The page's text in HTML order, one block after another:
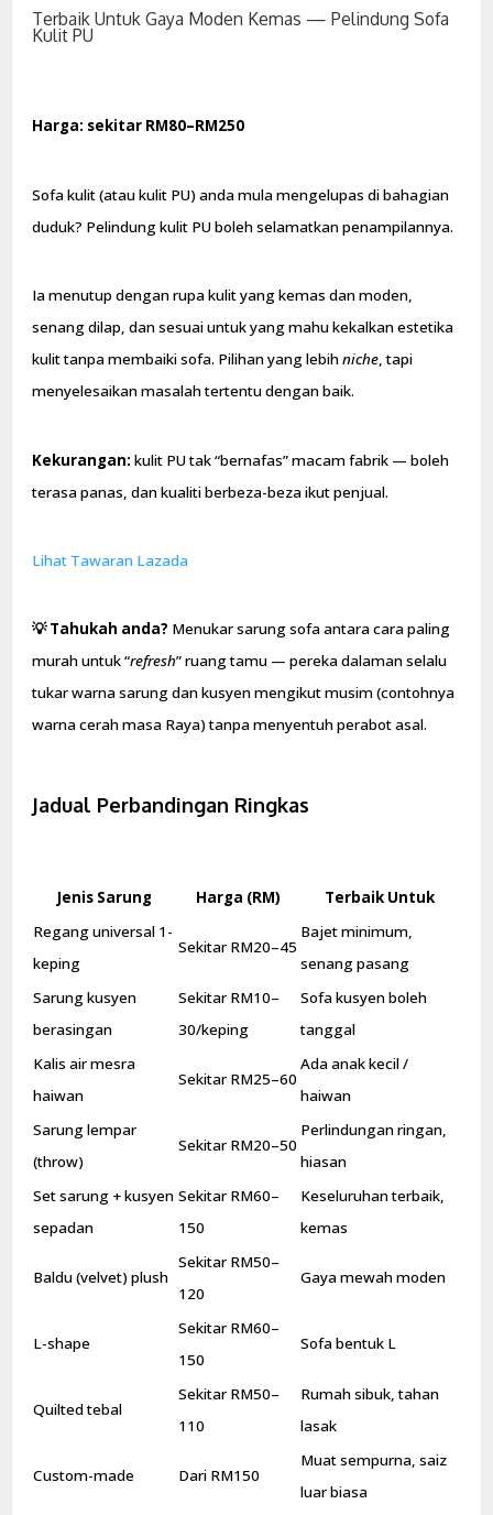
Terbaik Untuk Gaya Moden Kemas — Pelindung Sofa
Kulit PU
Harga: sekitar RM80–RM250
Sofa kulit (atau kulit PU) anda mula mengelupas di bahagian
duduk? Pelindung kulit PU boleh selamatkan penampilannya.
Ia menutup dengan rupa kulit yang kemas dan moden,
senang dilap, dan sesuai untuk yang mahu kekalkan estetika
kulit tanpa membaiki sofa. Pilihan yang lebihniche, tapi
menyelesaikan masalah tertentu dengan baik.
Kekurangan: kulit PU tak “bernafas” macam fabrik — boleh
terasa panas, dan kualiti berbeza-beza ikut penjual.
Lihat Tawaran Lazada
💡 Tahukah anda? Menukar sarung sofa antara cara paling
murah untuk “refresh” ruang tamu — pereka dalaman selalu
tukar warna sarung dan kusyen mengikut musim (contohnya
warna cerah masa Raya) tanpa menyentuh perabot asal.
Jadual Perbandingan Ringkas
Jenis Sarung Harga (RM)
Terbaik Untuk
Regang universal 1-
keping
Sekitar RM20–45
Bajet minimum,
senang pasang
Sarung kusyen
berasingan
Sekitar RM10–
30/keping
Sofa kusyen boleh
tanggal
Kalis air mesra
haiwan
Sekitar RM25–60
Ada anak kecil /
haiwan
Sarung lempar
(throw)
Sekitar RM20–50
Perlindungan ringan,
hiasan
Set sarung + kusyen
sepadan
Sekitar RM60–
150
Keseluruhan terbaik,
kemas
Baldu (velvet) plush
Sekitar RM50–
120
Gaya mewah moden
L-shape
Sekitar RM60–
150
Sofa bentuk L
Quilted tebal
Sekitar RM50–
110
Rumah sibuk, tahan
lasak
Custom-made Dari RM150
Muat sempurna, saiz
luar biasa